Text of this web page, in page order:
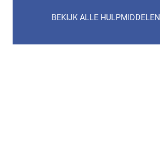
BEKIJK ALLE HULPMIDDELEN